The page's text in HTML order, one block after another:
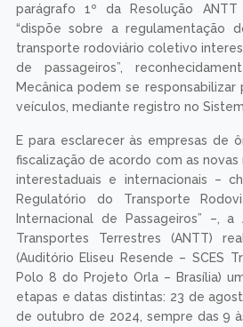
parágrafo 1º da Resolução
“dispõe sobre a regulamentação
transporte rodoviário coletivo
de passageiros”,
Mecânica podem se responsabilizar
veículos, mediante registro no
E para esclarecer às empresas de
fiscalização de acordo com as novas
interestaduais e internacionais –
Regulatório do Transporte
Internacional de Passageiros” –, a
Transportes Terrestres (ANTT)
(Auditório Eliseu Resende – SCES
Polo 8 do Projeto Orla – Brasília)
etapas e datas distintas: 23 de
de outubro de 2024, sempre das 9